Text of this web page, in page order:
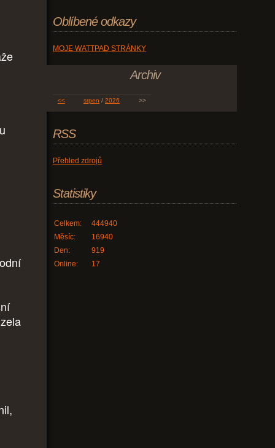
Oblíbené odkazy
MOJE WATTPAD STRÁNKY
Archiv
<< srpen / 2026 >>
RSS
Přehled zdrojů
Statistiky
Online: 17
Celkem:
444940
Měsíc:
16940
Den:
919